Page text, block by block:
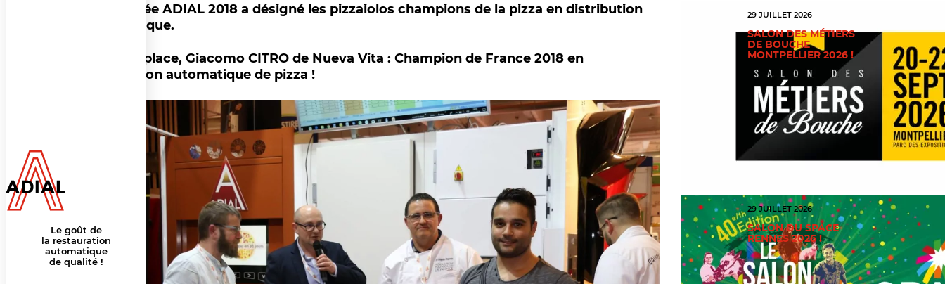
Le goût de
la restauration
automatique
de qualité !
Le Trophée ADIAL 2018 a désigné les pizzaiolos champions de la pizza en distribution
automatique.
A la 1ère place, Giacomo CITRO de Nueva Vita : Champion de France 2018 en
distribution automatique de pizza !
29 JUILLET 2026
SALON DES MÉTIERS
DE BOUCHE
MONTPELLIER 2026 !
29 JUILLET 2026
SALON DU SPACE
RENNES 2026 !